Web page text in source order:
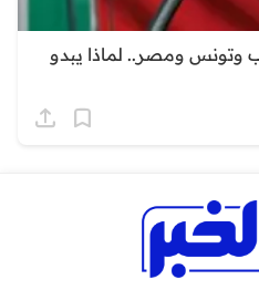
وتونس ومصر.. لماذا يبدو